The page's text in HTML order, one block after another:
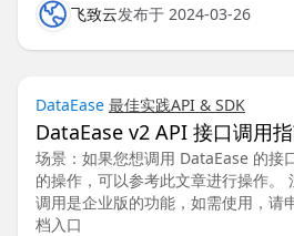
飞致云发布于 2024-03-26
DataEase 最佳实践API & SDK
DataEase v2 API 接口调用
场景：如果您想调用 DataEase 的接
的操作，可以参考此文章进行操作。
调用是企业版的功能，如需使用，请
档入口